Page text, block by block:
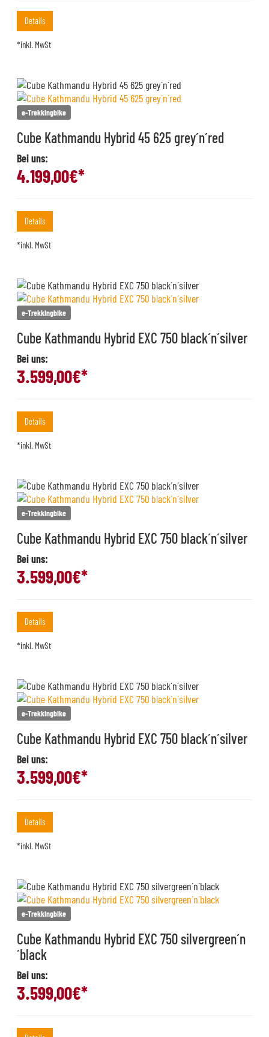
Details
*inkl. MwSt
e-Trekkingbike
Cube Kathmandu Hybrid 45 625 grey´n´red
Bei uns:
4.199,00€*
Details
*inkl. MwSt
e-Trekkingbike
Cube Kathmandu Hybrid EXC 750 black´n´silver
Bei uns:
3.599,00€*
Details
*inkl. MwSt
e-Trekkingbike
Cube Kathmandu Hybrid EXC 750 black´n´silver
Bei uns:
3.599,00€*
Details
*inkl. MwSt
e-Trekkingbike
Cube Kathmandu Hybrid EXC 750 black´n´silver
Bei uns:
3.599,00€*
Details
*inkl. MwSt
e-Trekkingbike
Cube Kathmandu Hybrid EXC 750 silvergreen´n
´black
Bei uns:
3.599,00€*